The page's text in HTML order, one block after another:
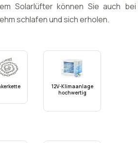
Solarlüfter können Sie auch bei
schlafen und sich erholen.
12V-Klimaanlage
hochwertig